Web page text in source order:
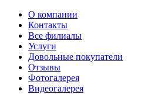
О компании
Контакты
Все филиалы
Услуги
Довольные покупатели
Отзывы
Фотогалерея
Видеогалерея